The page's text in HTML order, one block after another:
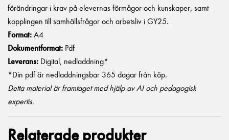
förändringar i krav på elevernas förmågor och kunskaper, samt
kopplingen till samhällsfrågor och arbetsliv i GY25.
Format: A4
Dokumentformat: Pdf
Leverans: Digital, nedladdning*
*Din pdf är nedladdningsbar 365 dagar från köp.
Detta material är framtaget med hjälp av AI och pedagogisk
expertis.
Relaterade produkter